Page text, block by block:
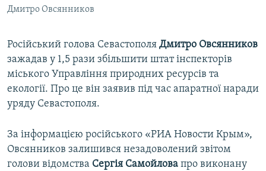
ІНФОГРАФІКА
ДОЛУЧАЙСЯ!
Усі сайти RFE/RL
Дмитро Овсянников
Російський голова Севастополя Дмитро Овсянников
зажадав у 1,5 рази збільшити штат інспекторів
міського Управління природних ресурсів та
екології. Про це він заявив під час апаратної наради
уряду Севастополя.
За інформацією російського «РИА Новости Крым»,
Овсянников залишився незадоволений звітом
голови відомства Сергія Самойлова про виконану